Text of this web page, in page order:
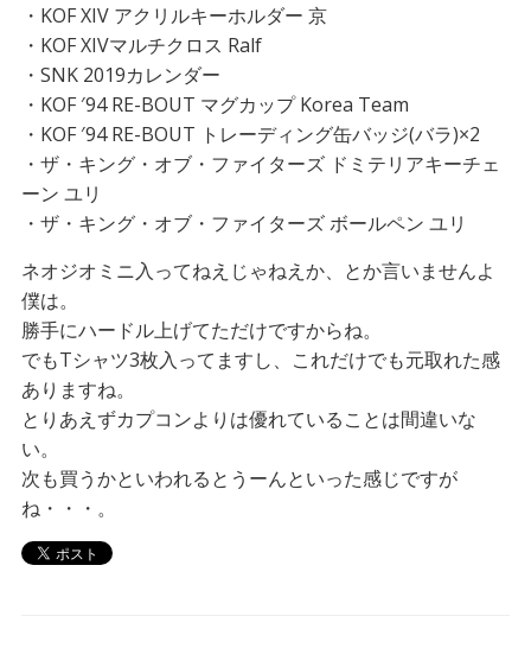
・KOF XIV アクリルキーホルダー 京
・KOF XIVマルチクロス Ralf
・SNK 2019カレンダー
・KOF ′94 RE-BOUT マグカップ Korea Team
・KOF ′94 RE-BOUT トレーディング缶バッジ(バラ)×2
・ザ・キング・オブ・ファイターズ ドミテリアキーチェ
ーン ユリ
・ザ・キング・オブ・ファイターズ ボールペン ユリ
ネオジオミニ入ってねえじゃねえか、とか言いませんよ
僕は。
勝手にハードル上げてただけですからね。
でもTシャツ3枚入ってますし、これだけでも元取れた感
ありますね。
とりあえずカプコンよりは優れていることは間違いな
い。
次も買うかといわれるとうーんといった感じですが
ね・・・。